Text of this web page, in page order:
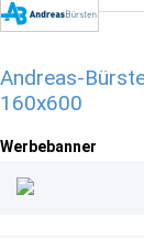
Andreas-
160x600
Werbebanner